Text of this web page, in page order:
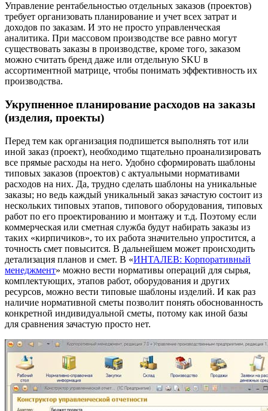
Управление рентабельностью отдельных заказов (проектов)
требует организовать планирование и учет всех затрат и
доходов по заказам. И это не просто управленческая
аналитика. При массовом производстве все равно могут
существовать заказы в производстве, кроме того, заказом
можно считать бренд даже или отдельную SKU в
ассортиментной матрице, чтобы понимать эффективность их
производства.
Укрупненное планирование расходов на заказы
(изделия, проекты)
Перед тем как организация подпишется выполнять тот или
иной заказ (проект), необходимо тщательно проанализировать
все прямые расходы на него. Удобно сформировать шаблоны
типовых заказов (проектов) с актуальными нормативами
расходов на них. Да, трудно сделать шаблоны на уникальные
заказы; но ведь каждый уникальный заказ зачастую состоит из
нескольких типовых этапов, типового оборудования, типовых
работ по его проектированию и монтажу и т.д. Поэтому если
коммерческая или сметная служба будут набирать заказы из
таких «кирпичиков», то их работа значительно упростится, а
точность смет повысится. В дальнейшем может происходить
детализация планов и смет. В «ИНТАЛЕВ: Корпоративный
менеджмент» можно вести нормативы операций для сырья,
комплектующих, этапов работ, оборудования и других
ресурсов, можно вести типовые шаблоны изделий. И как раз
наличие нормативной сметы позволит понять обоснованность
конкретной индивидуальной сметы, потому как иной базы
для сравнения зачастую просто нет.